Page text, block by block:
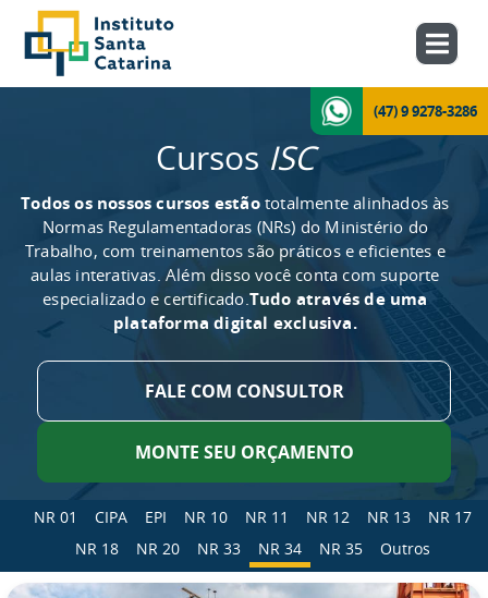
(47) 9 9278-3286
Cursos ISC
Todos os nossos cursos estãototalmente alinhados às
Normas Regulamentadoras (NRs) do Ministério do
Trabalho, com treinamentos são práticos e eficientes e
aulas interativas. Além disso você conta com suporte
especializado e certificado.Tudo através de uma
plataforma digital exclusiva.
FALE COM CONSULTOR
MONTE SEU ORÇAMENTO
NR 01 CIPA EPI NR 10 NR 11 NR 12 NR 13
NR 17
NR 18
NR 20 NR 33 NR 34 NR 35 Outros